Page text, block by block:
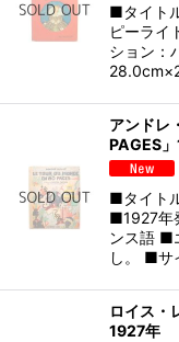
■タイト
ピーライ
ション：
アンドレ
PAGES
■タイト
■1927年
ンス語 ■
し。 ■サ
ロイス・
1927年